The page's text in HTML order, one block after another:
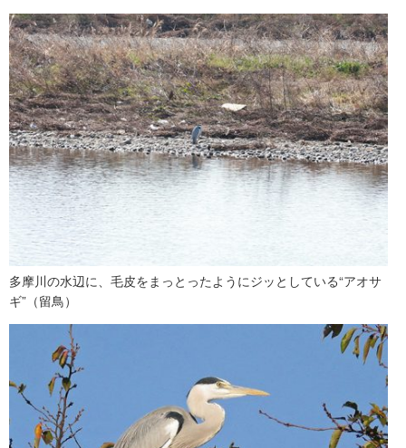
多摩川の水辺に、毛皮をまっとったようにジッとしている“アオサ
ギ”（留鳥）